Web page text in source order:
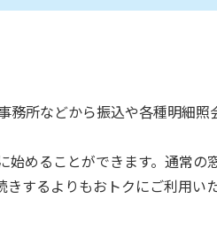
務所などから振込や各種明細
めることができます。通常の
するよりもおトクにご利用いた